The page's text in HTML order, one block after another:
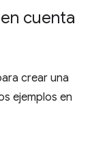
cuenta
crear una
ejemplos en